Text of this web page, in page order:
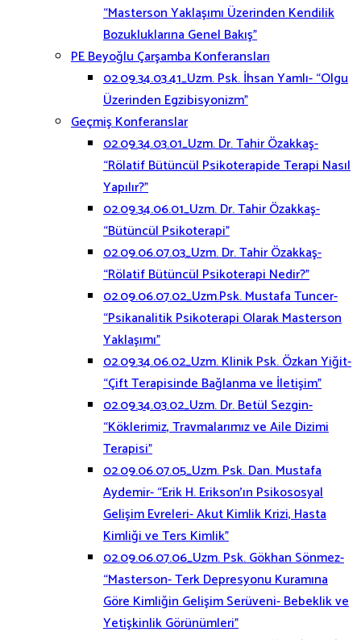
“Masterson Yaklaşımı Üzerinden Kendilik
Bozukluklarına Genel Bakış”
PE Beyoğlu Çarşamba Konferansları
02.09.34.03.41_Uzm. Psk. İhsan Yamlı- “Olgu
Üzerinden Egzibisyonizm”
Geçmiş Konferanslar
02.09.34.03.01_Uzm. Dr. Tahir Özakkaş-
“Rölatif Bütüncül Psikoterapide Terapi Nasıl
Yapılır?”
02.09.34.06.01_Uzm. Dr. Tahir Özakkaş-
“Bütüncül Psikoterapi”
02.09.06.07.03_Uzm. Dr. Tahir Özakkaş-
“Rölatif Bütüncül Psikoterapi Nedir?”
02.09.06.07.02_Uzm.Psk. Mustafa Tuncer-
“Psikanalitik Psikoterapi Olarak Masterson
Yaklaşımı”
02.09.34.06.02_Uzm. Klinik Psk. Özkan Yiğit-
“Çift Terapisinde Bağlanma ve İletişim”
02.09.34.03.02_Uzm. Dr. Betül Sezgin-
“Köklerimiz, Travmalarımız ve Aile Dizimi
Terapisi”
02.09.06.07.05_Uzm. Psk. Dan. Mustafa
Aydemir- “Erik H. Erikson’ın Psikososyal
Gelişim Evreleri- Akut Kimlik Krizi, Hasta
Kimliği ve Ters Kimlik”
02.09.06.07.06_Uzm. Psk. Gökhan Sönmez-
“Masterson- Terk Depresyonu Kuramına
Göre Kimliğin Gelişim Serüveni- Bebeklik ve
Yetişkinlik Görünümleri”